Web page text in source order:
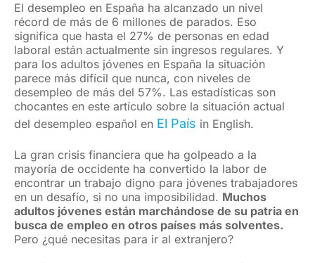
El desempleo en España ha alcanzado un nivel
récord de más de 6 millones de parados. Eso
significa que hasta el 27% de personas en edad
laboral están actualmente sin ingresos regulares. Y
para los adultos jóvenes en España la situación
parece más difícil que nunca, con niveles de
desempleo de más del 57%. Las estadísticas son
chocantes en este artículo sobre la situación actual
del desempleo español en El País in English.
La gran crisis financiera que ha golpeado a la
mayoría de occidente ha convertido la labor de
encontrar un trabajo digno para jóvenes trabajadores
en un desafío, si no una imposibilidad. Muchos
adultos jóvenes están marchándose de su patria en
busca de empleo en otros países más solventes.
Pero ¿qué necesitas para ir al extranjero?